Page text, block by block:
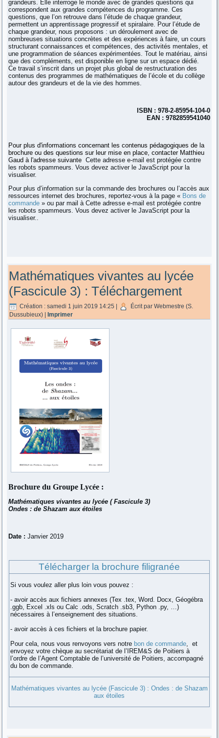
grandeurs. Elle interroge le monde avec de grandes questions qui
correspondent aux grandes compétences du programme. Ces
questions, que l’on retrouve dans l’étude de chaque grandeur,
permettent un apprentissage progressif et spiralaire. Pour l’étude de
chaque grandeur, nous proposons : un déroulement avec de
nombreuses situations concrètes et des expériences à faire, un cours
structurant connaissances et compétences, des activités mentales, et
une programmation de séances expérimentées. Tout le matériau, ainsi
que des compléments, est disponible en ligne sur un espace dédié.
Ce travail s’inscrit dans un projet plus global de restructuration des
contenus des programmes de mathématiques de l’école et du collège
autour des grandeurs et de la vie des hommes.
ISBN : 978-2-85954-104-0
EAN : 9782859541040
Pour plus d'informations concernant les contenus pédagogiques de la
brochure ou des questions sur leur mise en place, contacter Matthieu
Gaud à l'adresse suivante Cette adresse e-mail est protégée contre
les robots spammeurs. Vous devez activer le JavaScript pour la
visualiser.
Pour plus d’information sur la commande des brochures ou l’accès aux
ressources internet des brochures, reportez-vous à la page « Bons de
commande » ou par mail àCette adresse e-mail est protégée contre
les robots spammeurs. Vous devez activer le JavaScript pour la
visualiser.
Mathématiques vivantes au lycée
(Fascicule 3) : Téléchargement
Création : samedi 1 juin 2019 14:25 |
Écrit par Webmestre (S.
Dussubieux) |Imprimer
Brochure du Groupe Lycée :
Mathématiques vivantes au lycée ( Fascicule 3)
Ondes : de Shazam aux étoiles
Date :Janvier 2019
Télécharger la brochure filigranée
Si vous voulez aller plus loin vous pouvez :
- avoir accès aux fichiers annexes (Tex .tex, Word. Docx, Géogébra
.ggb, Excel .xls ou Calc .ods, Scratch .sb3, Python .py, …)
nécessaires à l’enseignement des situations.
- avoir accès à ces fichiers et la brochure papier.
Pour cela, nous vous renvoyons vers notre bon de commande , et
envoyez votre chèque au secrétariat de l’IREM&S de Poitiers à
l’ordre de l’Agent Comptable de l’université de Poitiers, accompagné
du bon de commande.
Mathématiques vivantes au lycée (Fascicule 3) : Ondes : de Shazam
aux étoiles